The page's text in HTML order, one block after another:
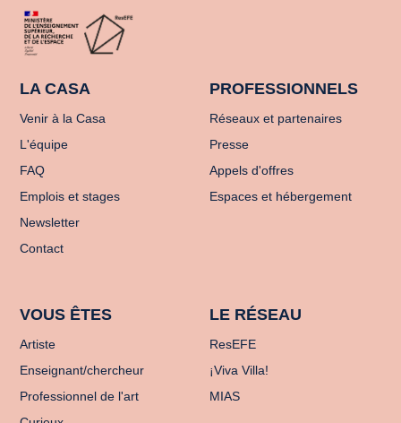
LA CASA
Venir à la Casa
L'équipe
FAQ
Emplois et stages
Newsletter
Contact
PROFESSIONNELS
Réseaux et partenaires
Presse
Appels d'offres
Espaces et hébergement
VOUS ÊTES
Artiste
Enseignant/chercheur
Professionnel de l'art
LE RÉSEAU
ResEFE
¡Viva Villa!
MIAS